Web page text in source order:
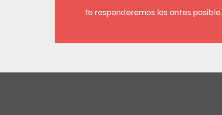
Te responderemos los antes posible.